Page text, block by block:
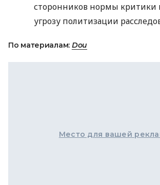
сторонников нормы критики
угрозу политизации
По материалам: Dou
Место для вашей